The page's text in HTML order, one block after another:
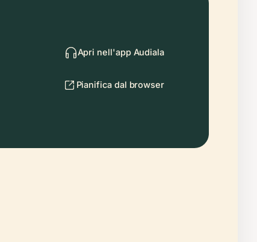
Apri nell'app Audiala
Pianifica dal browser